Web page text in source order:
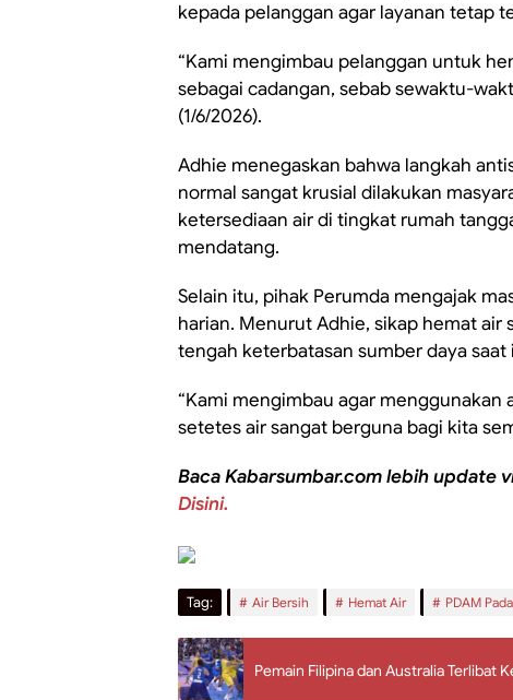
kepada pelanggan agar layanan tetap
“Kami mengimbau pelanggan untuk
sebagai cadangan, sebab sewaktu-
(1/6/2026).
Adhie menegaskan bahwa langkah
normal sangat krusial dilakukan
ketersediaan air di tingkat rumah
mendatang.
Selain itu, pihak Perumda mengajak
harian. Menurut Adhie, sikap hemat
tengah keterbatasan sumber daya saat
“Kami mengimbau agar menggunakan
setetes air sangat berguna bagi kita
Baca Kabarsumbar.com lebih update
Disini.
Tag: Air Bersih Hemat Air PDAM
Pemain Filipina dan Australia Terlibat